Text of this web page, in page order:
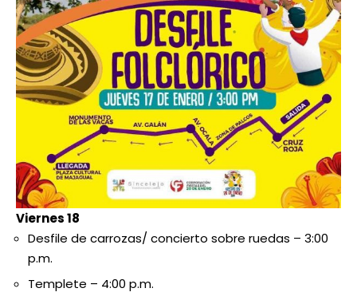
Viernes 18
Desfile de carrozas/ concierto sobre ruedas – 3:00
p.m.
Templete – 4:00 p.m.